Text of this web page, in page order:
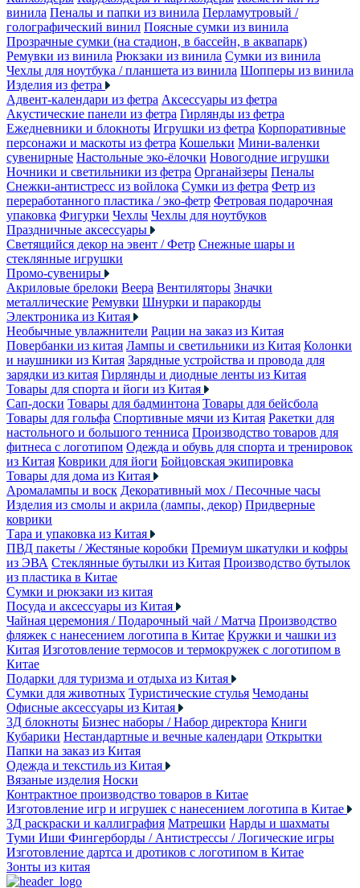
винила Пеналы и папки из винила Перламутровый /
голографический винил Поясные сумки из винила
Прозрачные сумки (на стадион, в бассейн, в аквапарк)
Ремувки из винила Рюкзаки из винила Сумки из винила
Чехлы для ноутбука / планшета из винила Шопперы из винила
Изделия из фетра
Адвент-календари из фетра Аксессуары из фетра
Акустические панели из фетра Гирлянды из фетра
Ежедневники и блокноты Игрушки из фетра Корпоративные
персонажи и маскоты из фетра Кошельки Мини-валенки
сувенирные Настольные эко-ёлочки Новогодние игрушки
Ночники и светильники из фетра Органайзеры Пеналы
Снежки-антистресс из войлока Сумки из фетра Фетр из
переработанного пластика / эко-фетр Фетровая подарочная
упаковка Фигурки Чехлы Чехлы для ноутбуков
Праздничные аксессуары
Светящийся декор на эвент / Фетр Снежные шары и
стеклянные игрушки
Промо-сувениры
Акриловые брелоки Веера Вентиляторы Значки
металлические Ремувки Шнурки и паракорды
Электроника из Китая
Необычные увлажнители Рации на заказ из Китая
Повербанки из китая Лампы и светильники из Китая Колонки
и наушники из Китая Зарядные устройства и провода для
зарядки из китая Гирлянды и диодные ленты из Китая
Товары для спорта и йоги из Китая
Сап-доски Товары для бадминтона Товары для бейсбола
Товары для гольфа Спортивные мячи из Китая Ракетки для
настольного и большого тенниса Производство товаров для
фитнеса с логотипом Одежда и обувь для спорта и тренировок
из Китая Коврики для йоги Бойцовская экипировка
Товары для дома из Китая
Аромалампы и воск Декоративный мох / Песочные часы
Изделия из смолы и акрила (лампы, декор) Придверные
коврики
Тара и упаковка из Китая
ПВД пакеты / Жестяные коробки Премиум шкатулки и кофры
из ЭВА Стеклянные бутылки из Китая Производство бутылок
из пластика в Китае
Сумки и рюкзаки из китая
Посуда и аксессуары из Китая
Чайная церемония / Подарочный чай / Матча Производство
фляжек с нанесением логотипа в Китае Кружки и чашки из
Китая Изготовление термосов и термокружек с логотипом в
Китае
Подарки для туризма и отдыха из Китая
Сумки для животных Туристические стулья Чемоданы
Офисные аксессуары из Китая
3Д блокноты Бизнес наборы / Набор директора Книги
Кубарики Нестандартные и вечные календари Открытки
Папки на заказ из Китая
Одежда и текстиль из Китая
Вязаные изделия Носки
Контрактное производство товаров в Китае
Изготовление игр и игрушек с нанесением логотипа в Китае
3Д раскраски и каллиграфия Матрешки Нарды и шахматы
Туми Иши Фингерборды / Антистрессы / Логические игры
Изготовление дартса и дротиков с логотипом в Китае
Зонты из китая